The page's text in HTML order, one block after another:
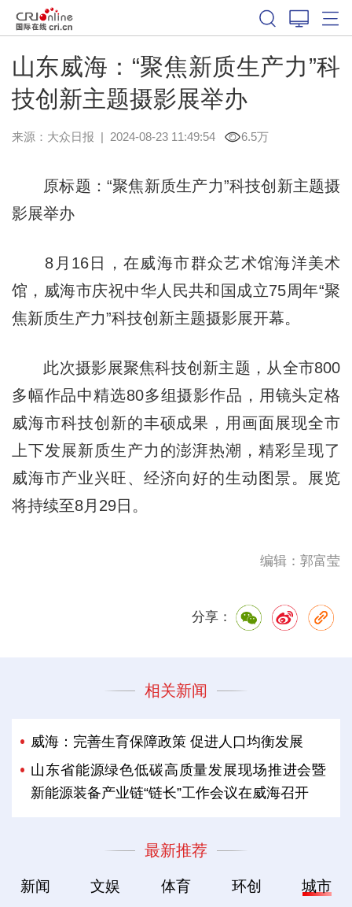
山东威海：“聚焦新质生产力”科
技创新主题摄影展举办
来源： 大众日报 | 2024-08-23 11:49:54 6.5万
原标题：“聚焦新质生产力”科技创新主题摄
影展举办
8月16日，在威海市群众艺术馆海洋美术
馆，威海市庆祝中华人民共和国成立75周年“聚
焦新质生产力”科技创新主题摄影展开幕。
此次摄影展聚焦科技创新主题，从全市800
多幅作品中精选80多组摄影作品，用镜头定格
威海市科技创新的丰硕成果，用画面展现全市
上下发展新质生产力的澎湃热潮，精彩呈现了
威海市产业兴旺、经济向好的生动图景。展览
将持续至8月29日。
编辑：郭富莹
分享：
相关新闻
威海：完善生育保障政策 促进人口均衡发展
山东省能源绿色低碳高质量发展现场推进会暨
新能源装备产业链“链长”工作会议在威海召开
最新推荐
新闻 文娱 体育 环创 城市